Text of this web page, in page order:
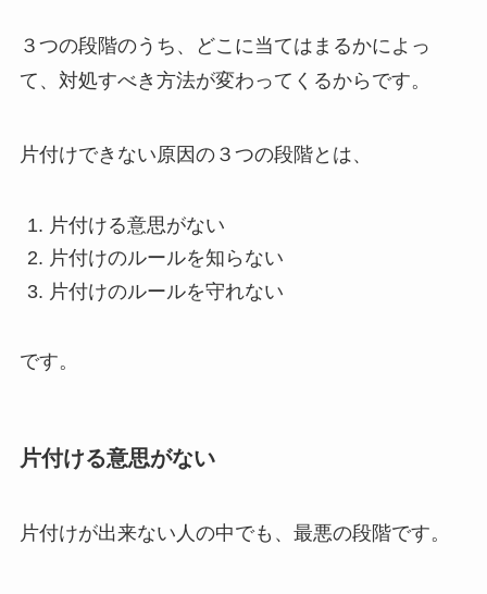
３つの段階のうち、どこに当てはまるかによっ
て、対処すべき方法が変わってくるからです。
片付けできない原因の３つの段階とは、
片付ける意思がない
片付けのルールを知らない
片付けのルールを守れない
です。
片付ける意思がない
片付けが出来ない人の中でも、最悪の段階です。